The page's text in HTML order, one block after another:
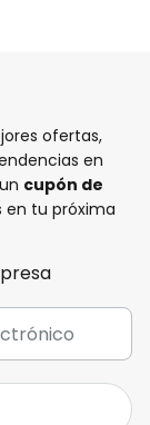
ofertas,
en
cupón de
en tu próxima